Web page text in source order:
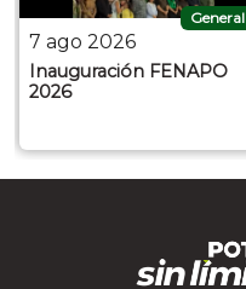
General
7 ago 2026
Inauguración FENAPO
2026